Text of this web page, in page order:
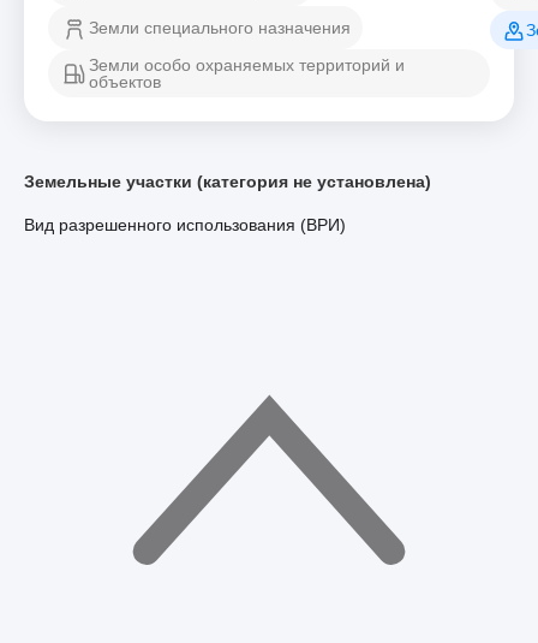
Земли специального назначения
Земли особо охраняемых территорий и
объектов
Земельные участки (категория не установлена)
Вид разрешенного использования (ВРИ)